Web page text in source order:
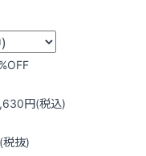
%OFF
円(税込)
税抜)